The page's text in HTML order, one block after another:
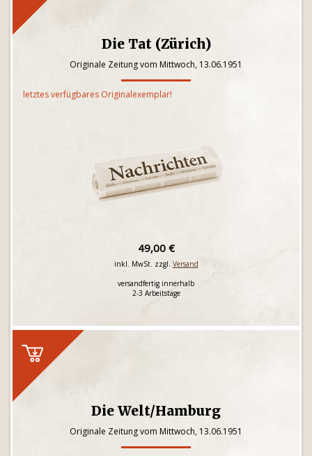
Die Tat (Zürich)
Originale Zeitung vom Mittwoch, 13.06.1951
letztes verfügbares Originalexemplar!
49,00 €
inkl. MwSt. zzgl. Versand
versandfertig innerhalb
2-3 Arbeitstage
Die Welt/Hamburg
Originale Zeitung vom Mittwoch, 13.06.1951